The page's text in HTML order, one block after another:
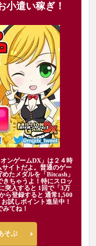
小遣い稼ぎ！
ンゲームDX」は２４時
イトだよ。普通のゲー
たメダルを「Bitcash」
ちゃうよ！特にスロッ
突入すると 1回で「3万
ら登録すると 通常1,500
試しポイント進呈中！
てね！
そぶ